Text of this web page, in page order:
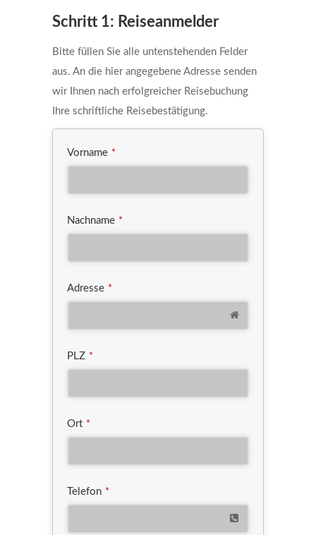
Name
Schritt 1: Reiseanmelder
Bitte füllen Sie alle untenstehenden Felder
aus. An die hier angegebene Adresse senden
wir Ihnen nach erfolgreicher Reisebuchung
Ihre schriftliche Reisebestätigung.
Vorname *
Nachname *
Adresse *
PLZ *
Ort *
Telefon *